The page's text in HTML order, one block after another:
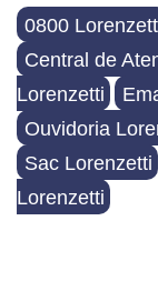
0800
Central de
Lorenzetti
Ouvidoria
Sac Lorenzetti
Lorenzetti